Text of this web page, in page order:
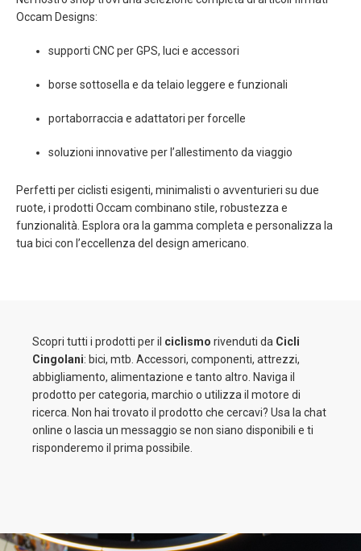
Occam Designs:
supporti CNC per GPS, luci e accessori
borse sottosella e da telaio leggere e funzionali
portaborraccia e adattatori per forcelle
soluzioni innovative per l’allestimento da viaggio
Perfetti per ciclisti esigenti, minimalisti o avventurieri su due
ruote, i prodotti Occam combinano stile, robustezza e
funzionalità. Esplora ora la gamma completa e personalizza la
tua bici con l’eccellenza del design americano.
Scopri tutti i prodotti per il ciclismo rivenduti da Cicli
Cingolani: bici, mtb. Accessori, componenti, attrezzi,
abbigliamento, alimentazione e tanto altro. Naviga il
prodotto per categoria, marchio o utilizza il motore di
ricerca. Non hai trovato il prodotto che cercavi? Usa la chat
online o lascia un messaggio se non siano disponibili e ti
risponderemo il prima possibile.